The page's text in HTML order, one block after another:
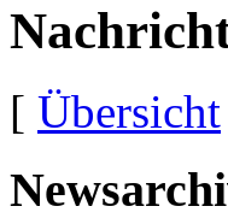
[ Übersicht